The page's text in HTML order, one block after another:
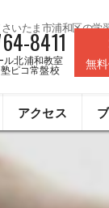
さいたま市浦和区の学
8411
ル北浦和教室
ピコ常盤校
無
アクセス
株式会社ライフ